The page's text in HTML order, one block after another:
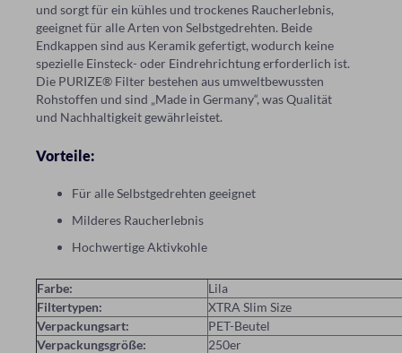
und sorgt für ein kühles und trockenes Raucherlebnis,
geeignet für alle Arten von Selbstgedrehten. Beide
Endkappen sind aus Keramik gefertigt, wodurch keine
spezielle Einsteck- oder Eindrehrichtung erforderlich ist.
Die PURIZE® Filter bestehen aus umweltbewussten
Rohstoffen und sind „Made in Germany“, was Qualität
und Nachhaltigkeit gewährleistet.
Vorteile:
Für alle Selbstgedrehten geeignet
Milderes Raucherlebnis
Hochwertige Aktivkohle
Farbe:
Lila
Filtertypen:
XTRA Slim Size
Verpackungsart:
PET-Beutel
Verpackungsgröße:
250er